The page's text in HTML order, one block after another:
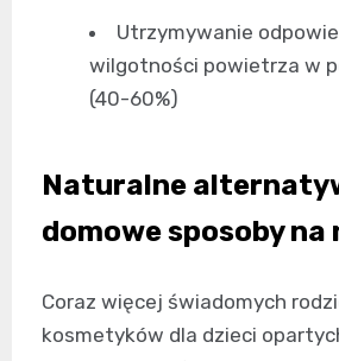
Utrzymywanie
wilgotności powietrza w
(40-60%)
Naturalne
domowe sposoby na
Coraz więcej świadomych
kosmetyków dla dzieci